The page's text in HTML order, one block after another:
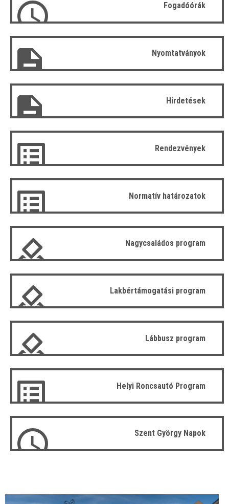
Fogadóórák
Nyomtatványok
Hirdetések
Rendezvények
Normatív határozatok
Nagycsaládos program
Lakbértámogatási program
Lábbusz program
Helyi Roncsautó Program
Szent György Napok